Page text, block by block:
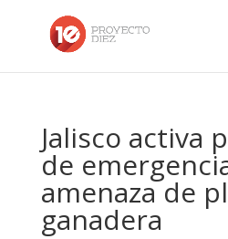
Jalisco activa
de
amenaza de
ganadera